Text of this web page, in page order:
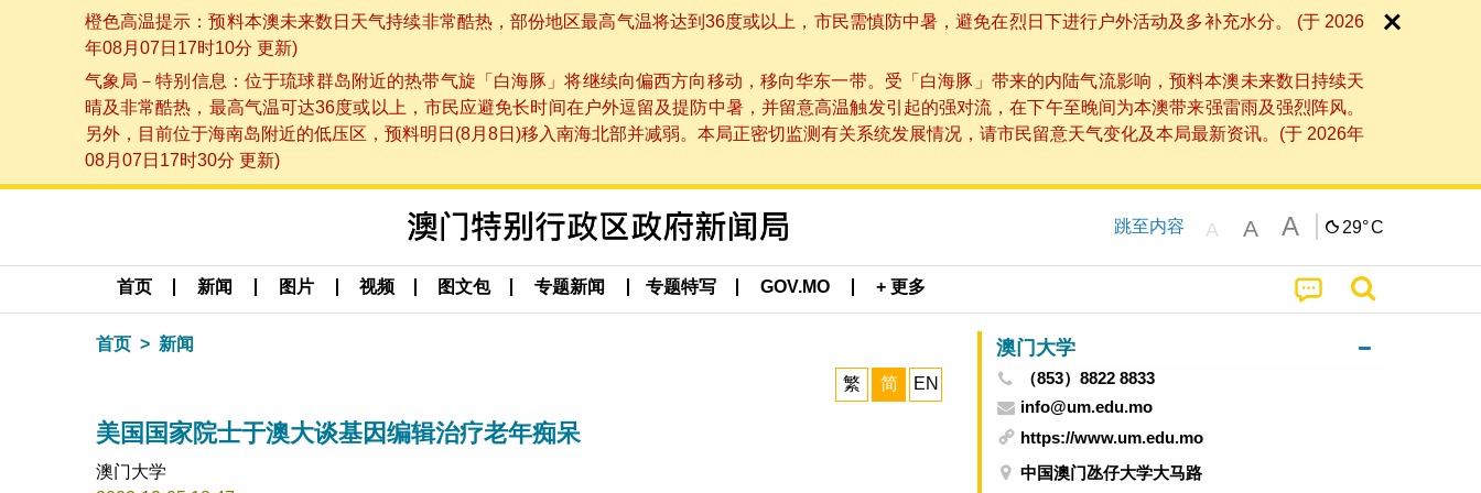
橙色高温提示：预料本澳未来数日天气持续非常酷热，部份地区最高气温将达到36度或以上，市民需慎防中暑，避免在烈日下进行户外活动及多补充水分。 (于 2026
年08月07日17时10分 更新)
气象局－特别信息：位于琉球群岛附近的热带气旋「白海豚」将继续向偏西方向移动，移向华东一带。受「白海豚」带来的内陆气流影响，预料本澳未来数日持续天
晴及非常酷热，最高气温可达36度或以上，市民应避免长时间在户外逗留及提防中暑，并留意高温触发引起的强对流，在下午至晚间为本澳带来强雷雨及强烈阵风。
另外，目前位于海南岛附近的低压区，预料明日(8月8日)移入南海北部并减弱。本局正密切监测有关系统发展情况，请市民留意天气变化及本局最新资讯。(于 2026年
08月07日17时30分 更新)
跳至内容 A A A 29°C
首页 新闻 图片 视频 图文包 专题新闻 专题特写 GOV.MO + 更多
首页 新闻
繁 简 EN
美国国家院士于澳大谈基因编辑治疗老年痴呆
澳门大学
澳门大学
（853）8822 8833
info@um.edu.mo
https://www.um.edu.mo
中国澳门氹仔大学大马路